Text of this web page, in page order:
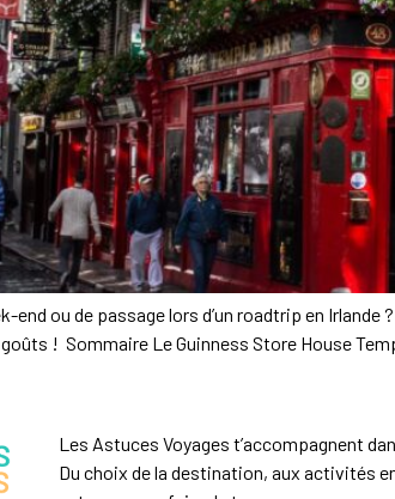
end ou de passage lors d’un roadtrip en
! Sommaire Le Guinness Store House
Les Astuces Voyages t’accompagnent
Du choix de la destination, aux activités